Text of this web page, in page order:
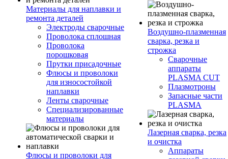
Материалы для наплавки и
ремонта деталей
Электроды сварочные
Проволока сплошная
Проволока
порошковая
Прутки присадочные
Флюсы и проволоки
для износостойкой
наплавки
Ленты сварочные
Специализированные
материалы
Флюсы и проволоки для
Воздушно-плазменная
сварка, резка и
строжка
Сварочные
аппараты
PLASMA CUT
Плазмотроны
Запасные части
PLASMA
Лазерная сварка, резка
и очистка
Аппараты